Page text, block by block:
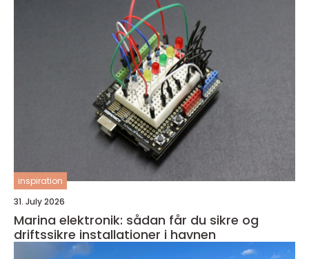
inspiration
31. July 2026
Marina elektronik: sådan får du sikre og
driftssikre installationer i havnen